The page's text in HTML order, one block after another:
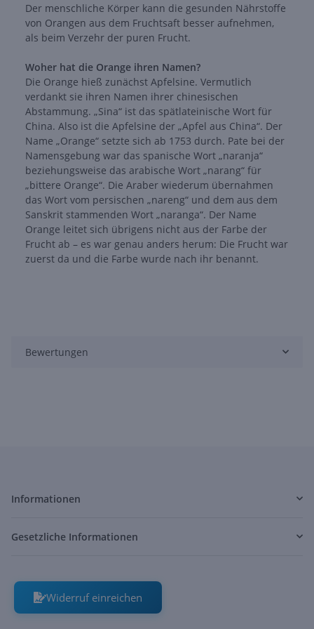
Der menschliche Körper kann die gesunden Nährstoffe
von Orangen aus dem Fruchtsaft besser aufnehmen,
als beim Verzehr der puren Frucht.
Woher hat die Orange ihren Namen?
Die Orange hieß zunächst Apfelsine. Vermutlich
verdankt sie ihren Namen ihrer chinesischen
Abstammung. „Sina“ ist das spätlateinische Wort für
China. Also ist die Apfelsine der „Apfel aus China“. Der
Name „Orange“ setzte sich ab 1753 durch. Pate bei der
Namensgebung war das spanische Wort „naranja“
beziehungsweise das arabische Wort „narang“ für
„bittere Orange“. Die Araber wiederum übernahmen
das Wort vom persischen „nareng“ und dem aus dem
Sanskrit stammenden Wort „naranga“. Der Name
Orange leitet sich übrigens nicht aus der Farbe der
Frucht ab – es war genau anders herum: Die Frucht war
zuerst da und die Farbe wurde nach ihr benannt.
Bewertungen
Informationen
Gesetzliche Informationen
Widerruf einreichen